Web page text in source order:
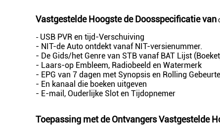
Vastgestelde HoogstedeDoosspecificatievan
- USB PVR en tijd-Verschuiving
- NIT-de Auto ontdekt vanaf NIT-versienummer.
- De Gids/het Genre van STB vanaf BAT Lijst
- Laars-op Embleem, Radiobeeld en Watermerk
- EPG van 7 dagen met Synopsis en Rolling
- En kanaal die boeken uitgeven
- E-mail, Ouderlijke Slot en Tijdopnemer
Toepassing metde Ontvangers Vastgestelde